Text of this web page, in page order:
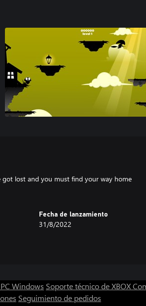
lost and you must find your way home
Fecha de lanzamiento
31/8/2022
Windows Soporte técnico de XBOX
Seguimiento de pedidos